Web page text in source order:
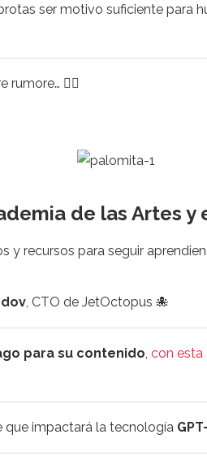
ser motivo suficiente para
rumore… 🤷‍♀️
de las Artes y
y recursos para seguir
, CTO de JetOctopus 🐙
para su contenido con esta
que impactará la tecnología